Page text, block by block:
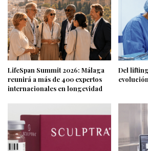
LifeSpan Summit 2026: Málaga
reunirá a más de 400 expertos
internacionales en longevidad
Del